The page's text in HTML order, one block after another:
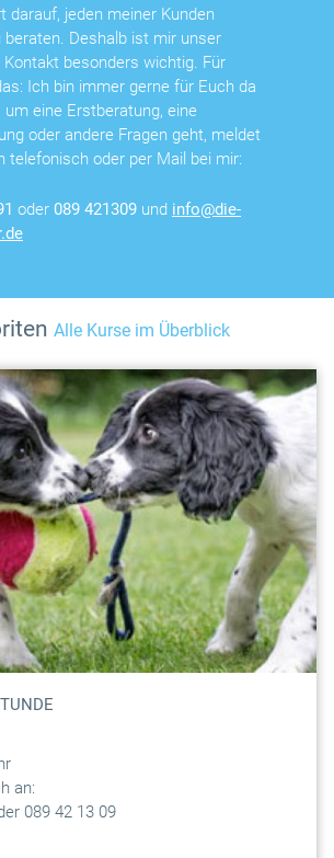
darauf, jeden meiner Kunden
beraten. Deshalb ist mir unser
Kontakt besonders wichtig. Für
Ich bin immer gerne für Euch da
eine Erstberatung, eine
oder andere Fragen geht, meldet
telefonisch oder per Mail bei mir:
oder 089 421309 und info@die-
Alle Kurse im Überblick
an:
089 42 13 09